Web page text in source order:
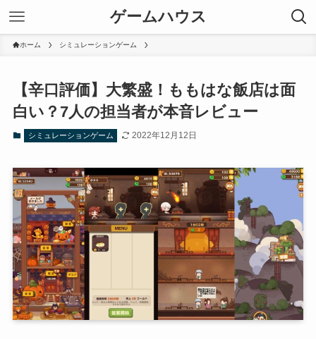
ゲームハウス
ホーム シミュレーションゲーム
【辛口評価】大繁盛！ももはな飯店は面
白い？7人の担当者が本音レビュー
シミュレーションゲーム 2022年12月12日